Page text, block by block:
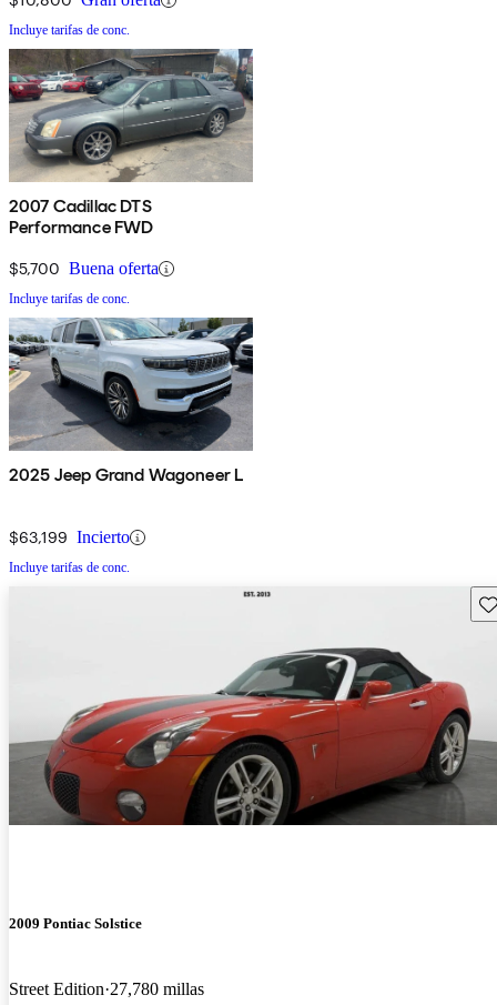
Incluye tarifas de conc.
2007 Cadillac DTS
Performance FWD
$5,700 Buena oferta
Incluye tarifas de conc.
2025 Jeep Grand Wagoneer L
$63,199 Incierto
Incluye tarifas de conc.
2009 Pontiac Solstice
Street Edition 27,780 millas